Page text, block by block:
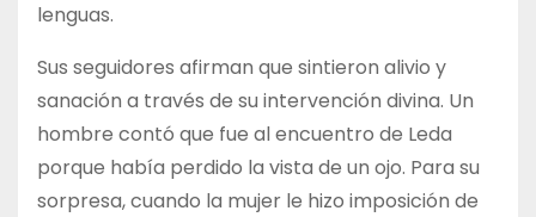
lenguas.
Sus seguidores afirman que sintieron alivio y
sanación a través de su intervención divina. Un
hombre contó que fue al encuentro de Leda
porque había perdido la vista de un ojo. Para su
sorpresa, cuando la mujer le hizo imposición de